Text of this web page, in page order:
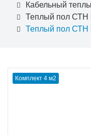
Кабельный
Теплый пол СТН
Теплый пол СТН
Комплект 4 м2